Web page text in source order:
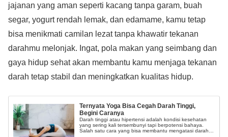
jajanan yang aman seperti kacang tanpa garam, buah
segar, yogurt rendah lemak, dan edamame, kamu tetap
bisa menikmati camilan lezat tanpa khawatir tekanan
darahmu melonjak. Ingat, pola makan yang seimbang dan
gaya hidup sehat akan membantu kamu menjaga tekanan
darah tetap stabil dan meningkatkan kualitas hidup.
Ternyata Yoga Bisa Cegah Darah Tinggi,
Begini Caranya
Darah tinggi atau hipertensi adalah kondisi kesehatan
yang sering kali tersembunyi tapi berpotensi bahaya.
Salah satu cara yang bisa membantu mengatasi darah